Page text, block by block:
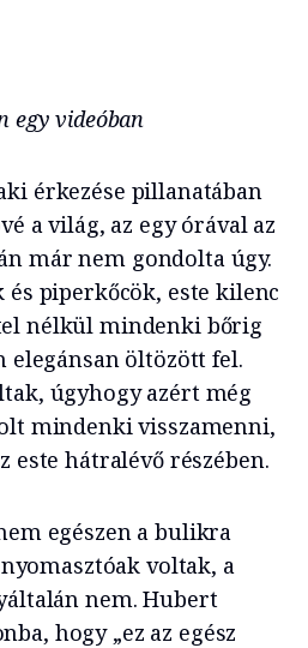
egy videóban
érkezése pillanatában
a világ, az egy órával az
már nem gondolta úgy.
és piperkőcök, este kilenc
nélkül mindenki bőrig
elegánsan öltözött fel.
úgyhogy azért még
mindenki visszamenni,
este hátralévő részében.
egészen a bulikra
voltak, a
nem. Hubert
hogy „ez az egész